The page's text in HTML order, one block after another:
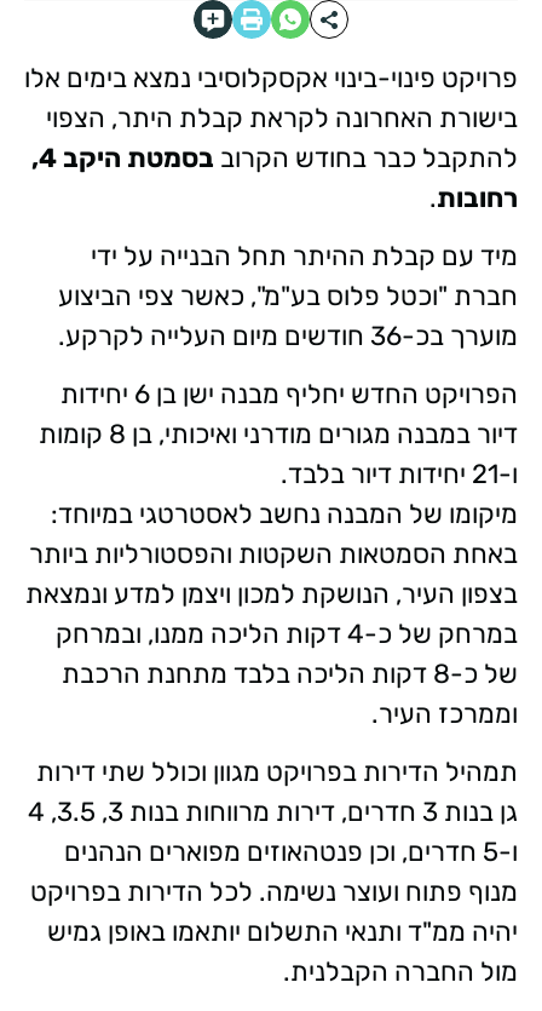
פרויקט פינוי-בינוי אקסקלוסיבי נמצא בימים אלו
בישורת האחרונה לקראת קבלת היתר, הצפוי
להתקבל כבר בחודש הקרוב
בסמטת היקב 4,
רחובות.
מיד עם קבלת ההיתר תחל הבנייה על ידי
חברת "וכטל פלוס בע"מ", כאשר צפי הביצוע
מוערך בכ-36 חודשים מיום העלייה לקרקע.
הפרויקט החדש יחליף מבנה ישן בן 6 יחידות
דיור במבנה מגורים מודרני ואיכותי, בן 8 קומות
ו-21 יחידות דיור בלבד.
מיקומו של המבנה נחשב לאסטרטגי במיוחד:
באחת הסמטאות השקטות והפסטורליות ביותר
בצפון העיר, הנושקת למכון ויצמן למדע ונמצאת
במרחק של כ-4 דקות הליכה ממנו, ובמרחק
של כ-8 דקות הליכה בלבד מתחנת הרכבת
וממרכז העיר.
תמהיל הדירות בפרויקט מגוון וכולל שתי דירות
גן בנות 3 חדרים, דירות מרווחות בנות 3, 3.5, 4
ו-5 חדרים, וכן פנטהאוזים מפוארים הנהנים
מנוף פתוח ועוצר נשימה. לכל הדירות בפרויקט
יהיה ממ"ד ותנאי התשלום יותאמו באופן גמיש
מול החברה הקבלנית.